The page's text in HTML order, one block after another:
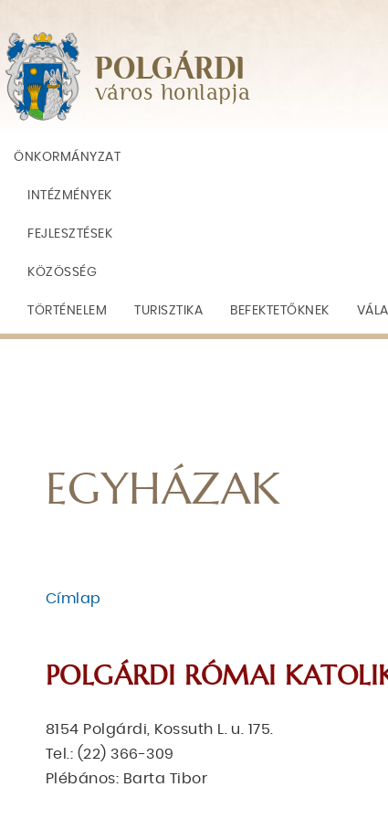
to
main
navigation
POLGÁRDI
város honlapja
ÖNKORMÁNYZAT
INTÉZMÉNYEK
FEJLESZTÉSEK
KÖZÖSSÉG
TÖRTÉNELEM TURISZTIKA BEFEKTETŐKNEK
EGYHÁZAK
Címlap
POLGÁRDI RÓMAI
8154 Polgárdi, Kossuth L. u. 175.
Tel.: (22) 366-309
Plébános: Barta Tibor